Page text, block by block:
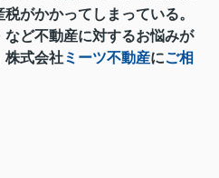
がかかってしまっている。
ど不動産に対するお悩みが
株式会社ミーツ不動産にご相